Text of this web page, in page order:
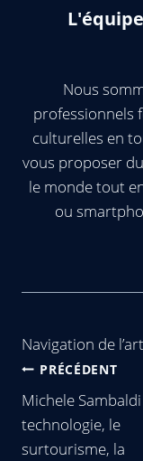
Nous
professionnels
culturelles en
vous proposer
le monde tout
ou
Navigation de
PRÉCÉDENT
Michele
technologie, le
surtourisme, la